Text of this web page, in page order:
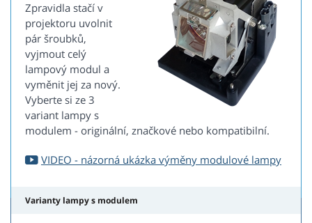
Zpravidla stačí v
projektoru uvolnit
pár šroubků,
vyjmout celý
lampový modul a
vyměnit jej za nový.
Vyberte si ze 3
variant lampy s
modulem - originální, značkové nebo kompatibilní.
VIDEO - názorná ukázka výměny modulové lampy
Varianty lampy s modulem